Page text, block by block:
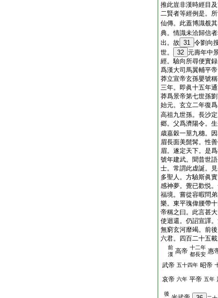
推此豈非漢時經目
二賢者等經例是。
仙傳。此蓋博識覩
典。情識未洽歸信
出。故 31 令劉向
世。
32 元壽年中
經。驗向所尋便實
爲漢大司馬翼輔平
莽立宣帝玄孫嬰號
三年。即眞十五年
莽爲景帝第七世孫
始元。玄立二年復
高祖九世孫。長沙
郷。父爲濟陽令。
歳嘉穀一莖九穗。
眉長面美髭髯。性
眉。遂定天下。是
號年建武。聞昔世
士。常謂此虚誕。
多聖人。方驗斯眞
感神夢。覺已歡悦
福境。嘗從容暇問
樂。東平瑰偉腰帶
帝稱之曰。此言甚
使迴還。仍詔宣譯
無窮玄河靡竭。前
六君。四百二十五
前
漢 高帝 十二年
都長安 惠
武帝 五十四年 昭帝
哀帝 六年 平帝 五年
後